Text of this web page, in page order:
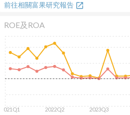
前往相關富果研究報告 open_in_new
ROE及ROA
2021Q1 2022Q2 2023Q3